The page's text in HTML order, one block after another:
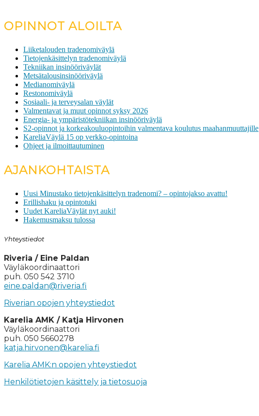
OPINNOT ALOILTA
Liiketalouden tradenomiväylä
Tietojenkäsittelyn tradenomiväylä
Tekniikan insinööriväylät
Metsätalousinsinööriväylä
Medianomiväylä
Restonomiväylä
Sosiaali- ja terveysalan väylät
Valmentavat ja muut opinnot syksy 2026
Energia- ja ympäristötekniikan insinööriväylä
S2-opinnot ja korkeakouluopintoihin valmentava koulutus maahanmuuttajille
KareliaVäylä 15 op verkko-opintoina
Ohjeet ja ilmoittautuminen
AJANKOHTAISTA
Uusi Minustako tietojenkäsittelyn tradenomi? – opintojakso avattu!
Erillishaku ja opintotuki
Uudet KareliaVäylät nyt auki!
Hakemusmaksu tulossa
Yhteystiedot
Riveria / Eine Paldan
Väyläkoordinaattori
puh. 050 542 3710
eine.paldan@riveria.fi
Riverian opojen yhteystiedot
Karelia AMK / Katja Hirvonen
Väyläkoordinaattori
puh. 050 5660278
katja.hirvonen@karelia.fi
Karelia AMK:n opojen yhteystiedot
Henkilötietojen käsittely ja tietosuoja